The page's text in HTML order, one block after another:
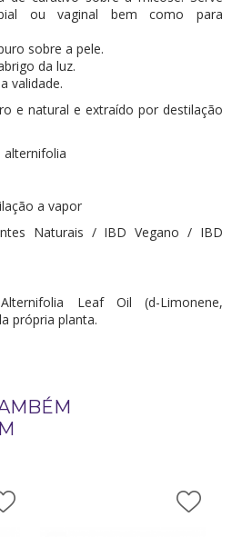
ou vaginal bem como para
sobre a pele.
da luz.
validade.
e natural e extraído por destilação
alternifolia
a vapor
Naturais / IBD Vegano / IBD
Leaf Oil (d-Limonene,
própria planta.